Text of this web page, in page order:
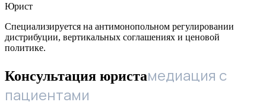
Юрист
Специализируется на антимонопольном регулировании
дистрибуции, вертикальных соглашениях и ценовой
политике.
Консультация юристамедиация с
пациентами